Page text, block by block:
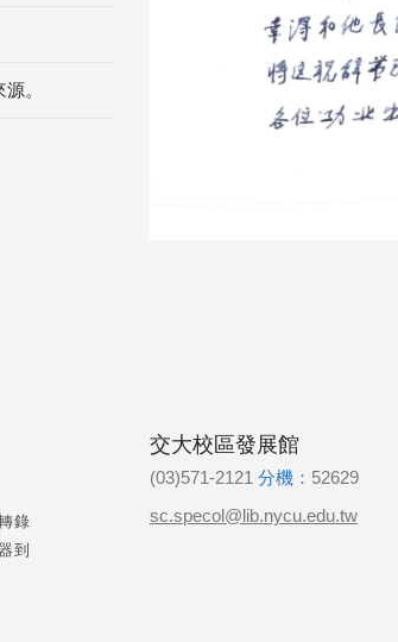
。
錄
到
交大校區發展館
(03)571-2121 分機： 52629
sc.specol@lib.nycu.edu.tw